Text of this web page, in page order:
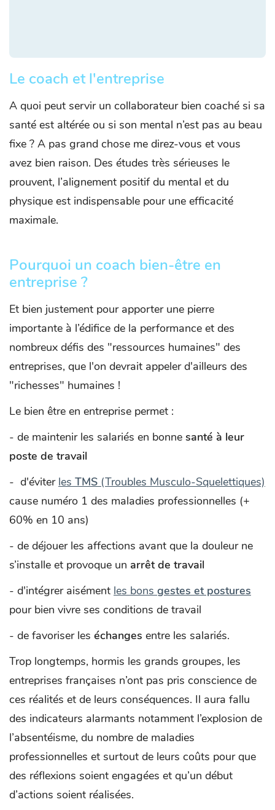
Le coach et l'entreprise
A quoi peut servir un collaborateur bien coaché si sa
santé est altérée ou si son mental n’est pas au beau
fixe ? A pas grand chose me direz-vous et vous
avez bien raison. Des études très sérieuses le
prouvent, l’alignement positif du mental et du
physique est indispensable pour une efficacité
maximale.
Pourquoi un coach bien-être en
entreprise ?
Et bien justement pour apporter une pierre
importante à l’édifice de la performance et des
nombreux défis des "ressources humaines" des
entreprises, que l'on devrait appeler d'ailleurs des
"richesses" humaines !
Le bien être en entreprise permet :
- de maintenir les salariés en bonne santé à leur
poste de travail
- d'éviter les TMS (Troubles Musculo-Squelettiques)
cause numéro 1 des maladies professionnelles (+
60% en 10 ans)
- de déjouer les affections avant que la douleur ne
s’installe et provoque un arrêt de travail
- d'intégrer aisément les bons gestes et postures
pour bien vivre ses conditions de travail
- de favoriser les échanges entre les salariés.
Trop longtemps, hormis les grands groupes, les
entreprises françaises n’ont pas pris conscience de
ces réalités et de leurs conséquences. Il aura fallu
des indicateurs alarmants notamment l’explosion de
l’absentéisme, du nombre de maladies
professionnelles et surtout de leurs coûts pour que
des réflexions soient engagées et qu’un début
d’actions soient réalisées.